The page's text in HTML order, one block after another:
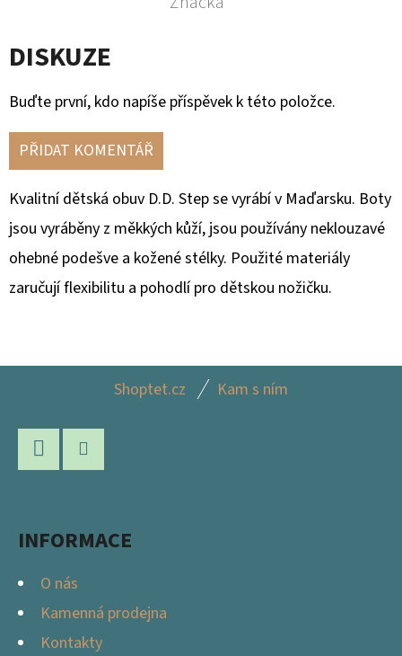
DISKUZE
Buďte první, kdo napíše příspěvek k této položce.
PŘIDAT KOMENTÁŘ
Kvalitní dětská obuv D.D. Step se vyrábí v Maďarsku. Boty
jsou vyráběny z měkkých kůží, jsou používány neklouzavé
ohebné podešve a kožené stélky. Použité materiály
zaručují flexibilitu a pohodlí pro dětskou nožičku.
Shoptet.cz Kam s ním
INFORMACE
O nás
Kamenná prodejna
Kontakty